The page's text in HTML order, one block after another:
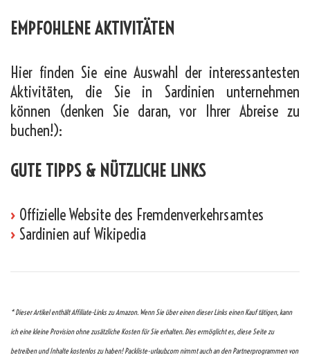
EMPFOHLENE AKTIVITÄTEN
Hier finden Sie eine Auswahl der interessantesten
Aktivitäten, die Sie in Sardinien unternehmen
können (denken Sie daran, vor Ihrer Abreise zu
buchen!):
GUTE TIPPS & NÜTZLICHE LINKS
› Offizielle Website des Fremdenverkehrsamtes
› Sardinien auf Wikipedia
* Dieser Artikel enthält Affiliate-Links zu Amazon. Wenn Sie über einen dieser Links einen Kauf tätigen, kann
ich eine kleine Provision ohne zusätzliche Kosten für Sie erhalten. Dies ermöglicht es, diese Seite zu
betreiben und Inhalte kostenlos zu haben! Packliste-urlaub.com nimmt auch an den Partnerprogrammen von